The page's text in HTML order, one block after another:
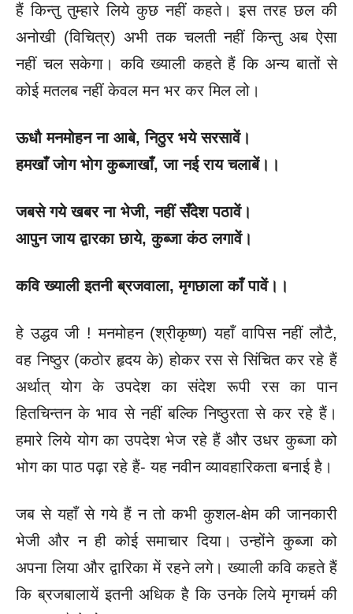
हैं किन्तु तुम्हारे लिये कुछ नहीं कहते। इस तरह छल की
अनोखी (विचित्र) अभी तक चलती नहीं किन्तु अब ऐसा
नहीं चल सकेगा। कवि ख्याली कहते हैं कि अन्य बातों से
कोई मतलब नहीं केवल मन भर कर मिल लो।
ऊधौ मनमोहन ना आबे, निठुर भये सरसावें।
हमखाँ जोग भोग कुब्जाखाँ, जा नई राय चलाबें।।
जबसे गये खबर ना भेजी, नहीं सँदेश पठावें।
आपुन जाय द्वारका छाये, कुब्जा कंठ लगावें।
कवि ख्याली इतनी ब्रजवाला, मृगछाला काँ पावें।।
हे उद्धव जी ! मनमोहन (श्रीकृष्ण) यहाँ वापिस नहीं लौटै,
वह निष्ठुर (कठोर हृदय के) होकर रस से सिंचित कर रहे हैं
अर्थात् योग के उपदेश का संदेश रूपी रस का पान
हितचिन्तन के भाव से नहीं बल्कि निष्ठुरता से कर रहे हैं।
हमारे लिये योग का उपदेश भेज रहे हैं और उधर कुब्जा को
भोग का पाठ पढ़ा रहे हैं- यह नवीन व्यावहारिकता बनाई है।
जब से यहाँ से गये हैं न तो कभी कुशल-क्षेम की जानकारी
भेजी और न ही कोई समाचार दिया। उन्होंने कुब्जा को
अपना लिया और द्वारिका में रहने लगे। ख्याली कवि कहते हैं
कि ब्रजबालायें इतनी अधिक है कि उनके लिये मृगचर्म की